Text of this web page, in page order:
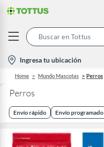
location-
icon
Ingresa tu ubicación
Home Mundo Mascotas Perros
Perros
Envío rápido Envío programado